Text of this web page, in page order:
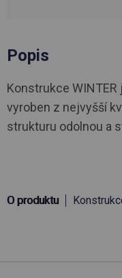
Popis
Konstrukce WINTER
vyroben z nejvyšší
strukturu odolnou a
O produktu